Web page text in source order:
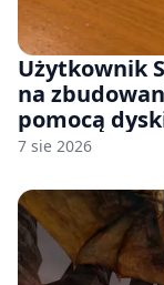
Użytkownik
na
pomocą
7 sie 2026